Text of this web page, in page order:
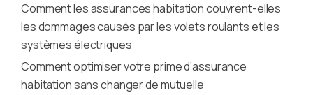
Comment les assurances habitation couvrent-elles
les dommages causés par les volets roulants et les
systèmes électriques
Comment optimiser votre prime d’assurance
habitation sans changer de mutuelle